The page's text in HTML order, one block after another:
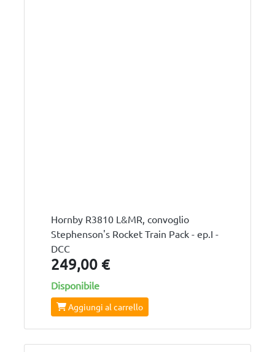
Hornby R3810 L&MR, convoglio
Stephenson's Rocket Train Pack - ep.I -
DCC
249,00 €
Disponibile
Aggiungi al carrello